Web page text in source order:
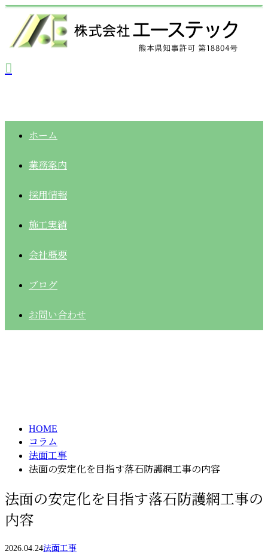
ホーム
業務案内
採用情報
施工実績
会社概要
ブログ
お問い合わせ
HOME
コラム
法面工事
法面の安定化を目指す落石防護網工事の内容
法面の安定化を目指す落石防護網工事の
内容
2026.04.24法面工事